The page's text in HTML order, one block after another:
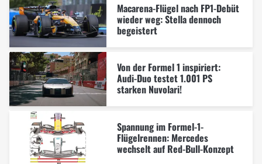
Macarena-Flügel nach FP1-Debüt
wieder weg: Stella dennoch
begeistert
Von der Formel 1 inspiriert:
Audi-Duo testet 1.001 PS
starken Nuvolari!
Spannung im Formel-1-
Flügelrennen: Mercedes
wechselt auf Red-Bull-Konzept